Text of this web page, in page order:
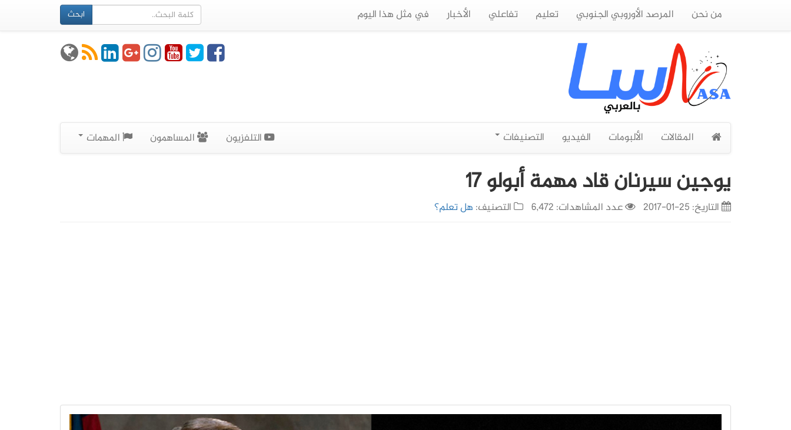
من نحن المرصد الأوروبي الجنوبي تعليم تفاعلي الأخبار في مثل هذا اليوم ابحث
المقالات الألبومات الفيديو التصنيفات التلفزيون المساهمون المهمات
يوجين سيرنان قاد مهمة أبولو 17
التاريخ: 25-01-2017 عدد المشاهدات: 6,472 التصنيف: هل تعلم؟